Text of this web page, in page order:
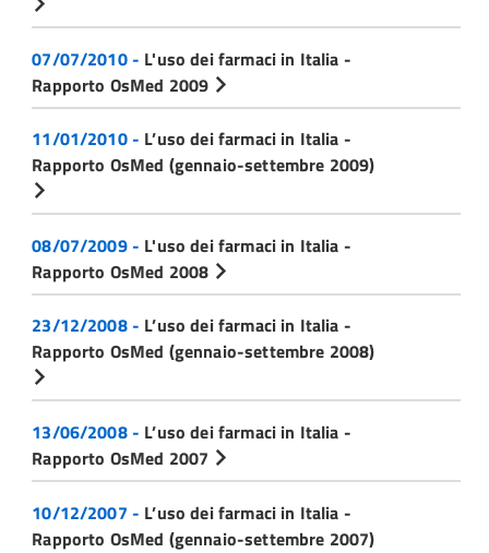
07/07/2010 - L'uso dei farmaci in Italia -
Rapporto OsMed 2009
11/01/2010 - L’uso dei farmaci in Italia -
Rapporto OsMed (gennaio-settembre 2009)
08/07/2009 - L'uso dei farmaci in Italia -
Rapporto OsMed 2008
23/12/2008 - L’uso dei farmaci in Italia -
Rapporto OsMed (gennaio-settembre 2008)
13/06/2008 - L’uso dei farmaci in Italia -
Rapporto OsMed 2007
10/12/2007 - L’uso dei farmaci in Italia -
Rapporto OsMed (gennaio-settembre 2007)